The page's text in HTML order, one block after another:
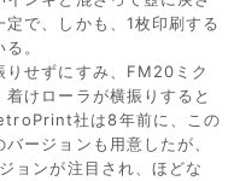
で、しかも、1枚印刷する
。
りせずにすみ、FM20ミク
けローラが横振りすると
社は8年前に、この
ージョンも用意したが、
ョンが注目され、ほどな